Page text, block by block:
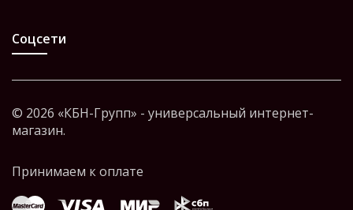
Соцсети
© 2026 «КБН-Групп» - универсальный интернет-
магазин.